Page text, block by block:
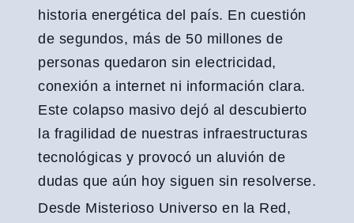
historia energética del país. En cuestión
de segundos, más de 50 millones de
personas quedaron sin electricidad,
conexión a internet ni información clara.
Este colapso masivo dejó al descubierto
la fragilidad de nuestras infraestructuras
tecnológicas y provocó un aluvión de
dudas que aún hoy siguen sin resolverse.
Desde Misterioso Universo en la Red,